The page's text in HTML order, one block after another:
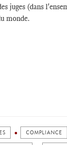
juges (dans
monde.
COMPLIANCE